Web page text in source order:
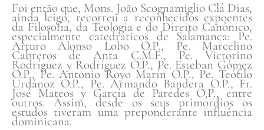
Foi então que, Mons. João Scognamiglio Clá Dias,
ainda leigo, recorreu a reconhecidos expoentes
da Filosofia, da Teologia e do Direito Canônico,
especialmente catedráticos de Salamanca: Pe.
Arturo Alonso Lobo O.P., Pe. Marcelino
Cabreros de Anta C.M.F., Pe. Victorino
Rodríguez y Rodríguez O.P., Pe. Esteban Gómez
O.P., Pe. Antonio Royo Marín O.P., Pe. Teófilo
Urdánoz O.P., Pe. Armando Bandera O.P., Fr.
José Mateos y García de Paredes O.P., entre
outros. Assim, desde os seus primórdios os
estudos tiveram uma preponderante influência
dominicana.